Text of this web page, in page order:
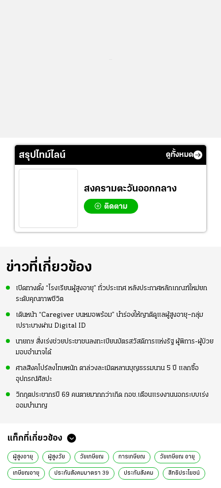
สรุปไทม์ไลน์ ดูทั้งหมด
สงครามตะวันออกกลาง
ติดตาม
ข่าวที่เกี่ยวข้อง
เปิดทางตั้ง “โรงเรียนผู้สูงอายุ” ทั่วประเทศ หลังประกาศหลักเกณฑ์ใหม่ยก
ระดับคุณภาพชีวิต
เดินหน้า “Caregiver บนหมอพร้อม” นำร่องให้ญาติดูแลผู้สูงอายุ–กลุ่ม
เปราะบางผ่าน Digital ID
นายกฯ สั่งเร่งช่วยประชาชนลงทะเบียนบัตรสวัสดิการแห่งรัฐ ผู้พิการ-ผู้ป่วย
มอบอำนาจได้
ศาลสิงคโปร์ลงโทษหนัก ตาล่วงละเมิดหลานบุญธรรมนาน 5 ปี แลกซื้อ
อุปกรณ์ศิลปะ
วิกฤตประชากรปี 69 คนตายมากกว่าเกิด กอช.เตือนแรงงานนอกระบบเร่ง
ออมบำนาญ
แท็กที่เกี่ยวข้อง
ผู้สูงอายุ ผู้สูงวัย วัยเกษียณ การเกษียณ วัยเกษียณ อายุ
เกษียณอายุ ประกันสังคมมาตรา 39 ประกันสังคม สิทธิประโยชน์